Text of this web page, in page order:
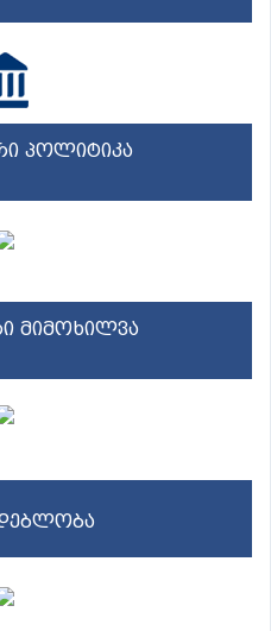
პოლიტიკა
მიმოხილვა